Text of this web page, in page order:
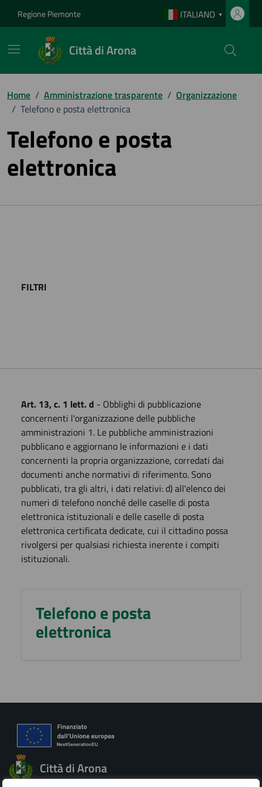
Regione Piemonte ITALIANO ▼
Città di Arona
Home / Amministrazione trasparente / Organizzazione
/ Telefono e posta elettronica
Telefono e posta
elettronica
FILTRI
Art. 13, c. 1 lett. d - Obblighi di pubblicazione
concernenti l'organizzazione delle pubbliche
amministrazioni 1. Le pubbliche amministrazioni
pubblicano e aggiornano le informazioni e i dati
concernenti la propria organizzazione, corredati dai
documenti anche normativi di riferimento. Sono
pubblicati, tra gli altri, i dati relativi: d) all'elenco dei
numeri di telefono nonché delle caselle di posta
elettronica istituzionali e delle caselle di posta
elettronica certificata dedicate, cui il cittadino possa
rivolgersi per qualsiasi richiesta inerente i compiti
istituzionali.
Telefono e posta
elettronica
Città di Arona